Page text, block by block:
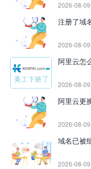
2026-08-09
注册了域
2026-08-09
阿里云怎
2026-08-09
阿里云更
2026-08-09
域名已被
2026-08-09